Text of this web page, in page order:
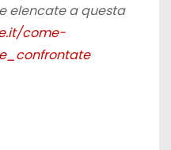
elencate a questa
come-